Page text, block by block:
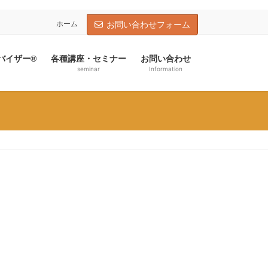
ホーム お問い合わせフォーム
イザー® 各種講座・セミナー
seminar
お問い合わせ
Information